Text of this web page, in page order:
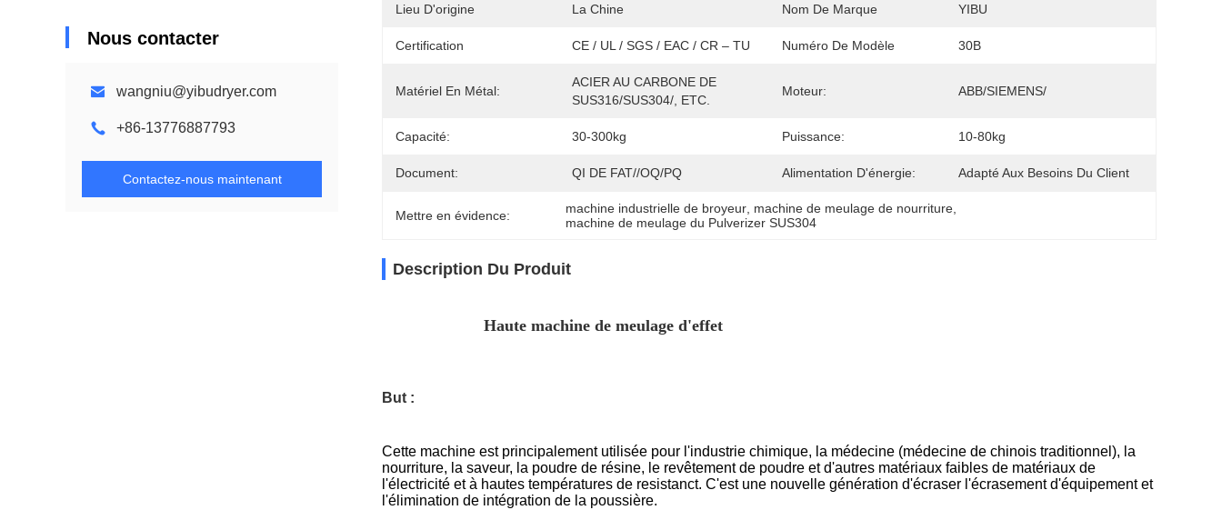
Nous contacter
wangniu@yibudryer.com
+86-13776887793
Contactez-nous maintenant
Lieu D'origine La Chine Nom De Marque YIBU
Certification CE / UL / SGS / EAC / CR – TU Numéro De Modèle 30B
Matériel En Métal:
ACIER AU CARBONE DE
SUS316/SUS304/, ETC.
Moteur: ABB/SIEMENS/
Capacité: 30-300kg Puissance: 10-80kg
Document: QI DE FAT//OQ/PQ Alimentation D'énergie: Adapté Aux Besoins Du Client
Mettre en évidence: machine industrielle de broyeur machine de meulage de nourriture
machine de meulage du Pulverizer SUS304
Description Du Produit
Haute machine de meulage d'effet
But :
Cette machine est principalement utilisée pour l'industrie chimique, la médecine (médecine de chinois traditionnel), la
nourriture, la saveur, la poudre de résine, le revêtement de poudre et d'autres matériaux faibles de matériaux de
l'électricité et à hautes températures de resistanct. C'est une nouvelle génération d'écraser l'écrasement d'équipement et
l'élimination de intégration de la poussière.